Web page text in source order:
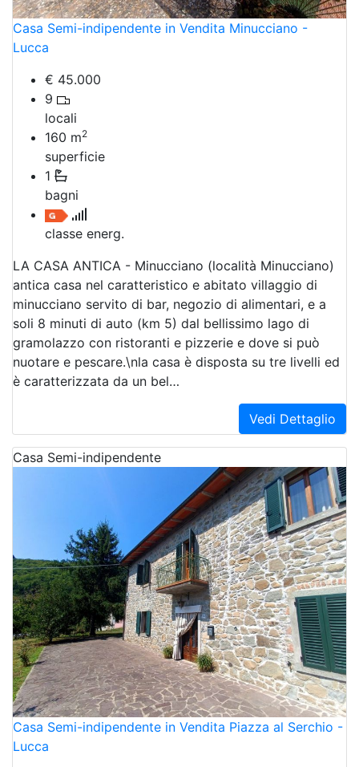
Casa Semi-indipendente in Vendita Minucciano -
Lucca
€ 45.000
9
locali
160 m2
superficie
1
bagni
classe energ.
LA CASA ANTICA - Minucciano (località Minucciano)
antica casa nel caratteristico e abitato villaggio di
minucciano servito di bar, negozio di alimentari, e a
soli 8 minuti di auto (km 5) dal bellissimo lago di
gramolazzo con ristoranti e pizzerie e dove si può
nuotare e pescare.\nla casa è disposta su tre livelli ed
è caratterizzata da un bel…
Vedi Dettaglio
Casa Semi-indipendente
Casa Semi-indipendente in Vendita Piazza al Serchio -
Lucca